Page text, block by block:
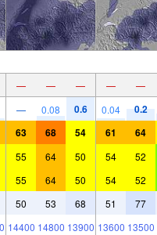
— — — — —
— 0.08 0.6 0.04 0.2
63 68 54 61 64
55 64 50 54 52
55 64 50 54 52
50 53 68 51 77
14400 14800 13900 13600 13500